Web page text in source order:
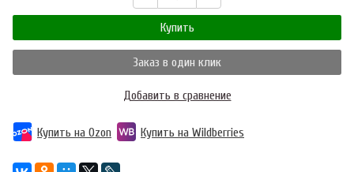
Купить
Заказ в один клик
Добавить в сравнение
Купить на Ozon Купить на Wildberries